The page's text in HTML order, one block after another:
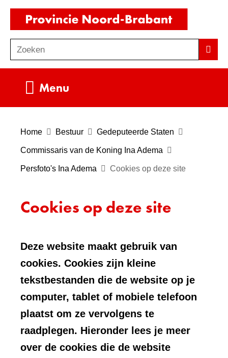
Ga
de
inhoud
o
e
Zoeken
Menu
Home Bestuur Gedeputeerde Staten
Commissaris van de Koning Ina Adema
Persfoto's Ina Adema Cookies op deze site
Cookies op deze site
Deze website maakt gebruik van
cookies. Cookies zijn kleine
tekstbestanden die de website op je
computer, tablet of mobiele telefoon
plaatst om ze vervolgens te
raadplegen. Hieronder lees je meer
over de cookies die de website